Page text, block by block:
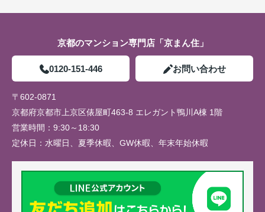
京都のマンション専門店「京まん住」
0120-151-446 お問い合わせ
〒602-0871
京都府京都市上京区俵屋町463-8 エレガント鴨川A棟 1階
営業時間： 9:30～18:30
定休日： 水曜日、夏季休暇、GW休暇、年末年始休暇